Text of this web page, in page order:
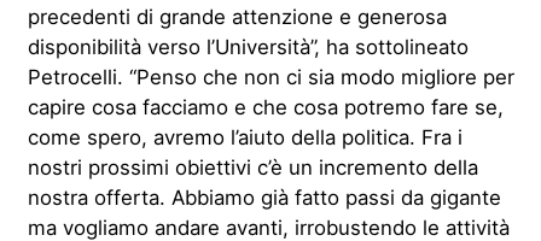
precedenti di grande attenzione e generosa
disponibilità verso l’Università”, ha sottolineato
Petrocelli. “Penso che non ci sia modo migliore per
capire cosa facciamo e che cosa potremo fare se,
come spero, avremo l’aiuto della politica. Fra i
nostri prossimi obiettivi c’è un incremento della
nostra offerta. Abbiamo già fatto passi da gigante
ma vogliamo andare avanti, irrobustendo le attività